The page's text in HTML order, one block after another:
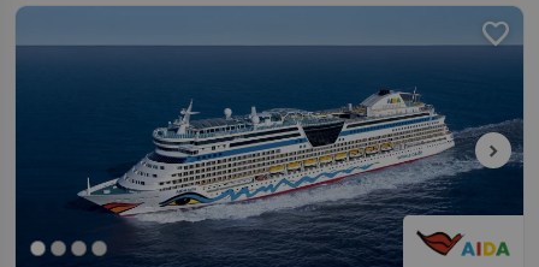
favorite
chevron_right